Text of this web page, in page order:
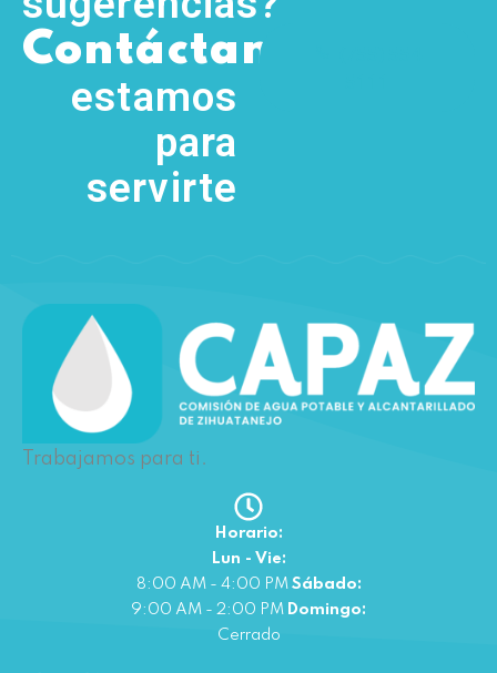
Contáctanos
estamos
para
servirte
Trabajamos para ti.
Horario:
Lun - Vie:
8:00 AM - 4:00 PM Sábado:
9:00 AM - 2:00 PM Domingo:
Cerrado